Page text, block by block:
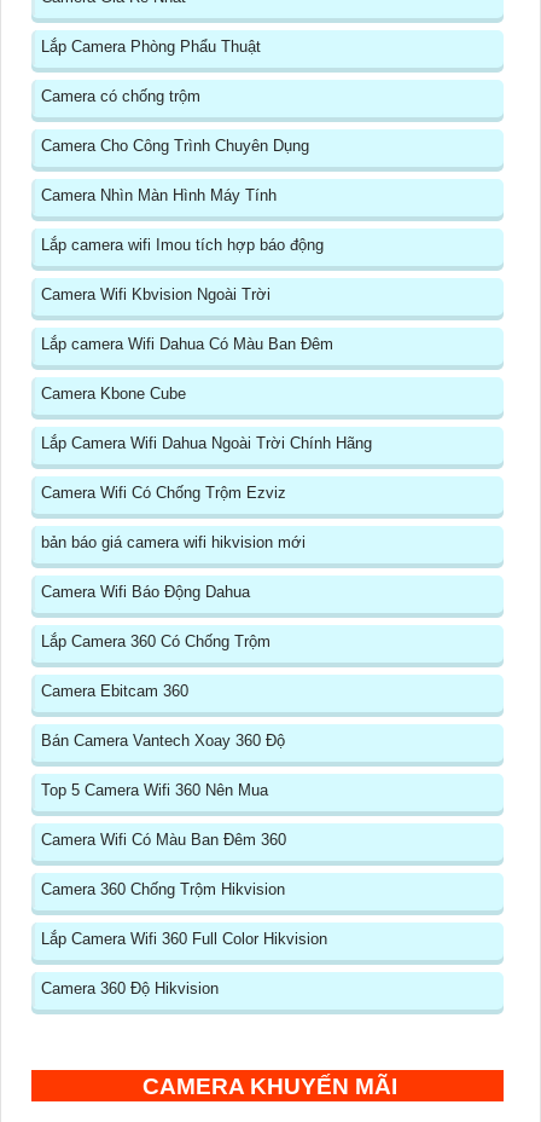
Lắp Camera Phòng Phẩu Thuật
Camera có chống trộm
Camera Cho Công Trình Chuyên Dụng
Camera Nhìn Màn Hình Máy Tính
Lắp camera wifi Imou tích hợp báo động
Camera Wifi Kbvision Ngoài Trời
Lắp camera Wifi Dahua Có Màu Ban Đêm
Camera Kbone Cube
Lắp Camera Wifi Dahua Ngoài Trời Chính Hãng
Camera Wifi Có Chống Trộm Ezviz
bản báo giá camera wifi hikvision mới
Camera Wifi Báo Động Dahua
Lắp Camera 360 Có Chống Trộm
Camera Ebitcam 360
Bán Camera Vantech Xoay 360 Độ
Top 5 Camera Wifi 360 Nên Mua
Camera Wifi Có Màu Ban Đêm 360
Camera 360 Chống Trộm Hikvision
Lắp Camera Wifi 360 Full Color Hikvision
Camera 360 Độ Hikvision
CAMERA KHUYẾN MÃI